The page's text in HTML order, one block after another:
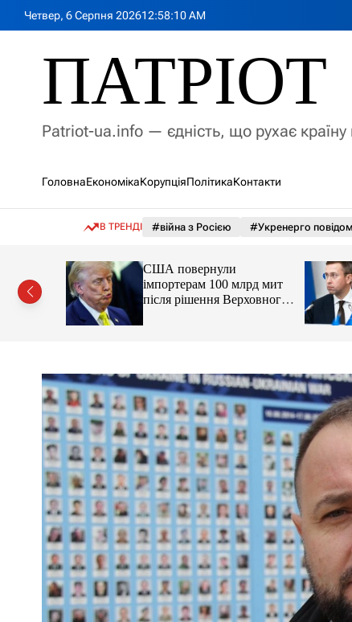
Четвер, 6 Серпня 202612:58:12AM
ПАТРІОТ
Patriot-ua.info — єдність, що рухає країну
ГоловнаЕкономікаКорупціяПолітикаКонтакти
В ТРЕНДІ #війна з Росією #Укренерго
з
США повернули
імпортерам 100 млрд мит
після рішення Верховного